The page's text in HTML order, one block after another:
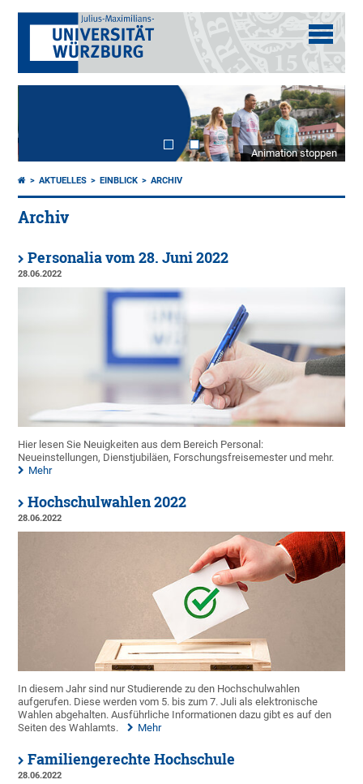
Animation stoppen
AKTUELLES EINBLICK ARCHIV
Archiv
Personalia vom 28. Juni 2022
28.06.2022
Hier lesen Sie Neuigkeiten aus dem Bereich Personal:
Neueinstellungen, Dienstjubiläen, Forschungsfreisemester und mehr.
Mehr
Hochschulwahlen 2022
28.06.2022
In diesem Jahr sind nur Studierende zu den Hochschulwahlen
aufgerufen. Diese werden vom 5. bis zum 7. Juli als elektronische
Wahlen abgehalten. Ausführliche Informationen dazu gibt es auf den
Seiten des Wahlamts.
Mehr
Familiengerechte Hochschule
28.06.2022